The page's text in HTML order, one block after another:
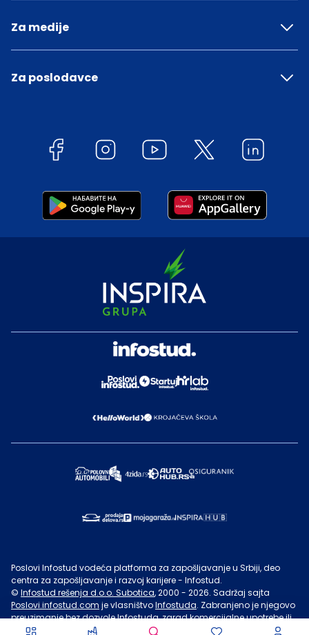
Za medije
Za poslodavce
Poslovi Infostud vodeća platforma za zapošljavanje u Srbiji, deo
centra za zapošljavanje i razvoj karijere - Infostud.
© Infostud rešenja d.o.o. Subotica, 2000 - 2026. Sadržaj sajta
Poslovi.infostud.com je vlasništvoInfostuda. Zabranjeno je njegovo
preuzimanje bez dozvoleInfostuda, zarad komercijalne upotrebe ili
u druge svrhe, osim za lične potrebe posetilaca sajta.